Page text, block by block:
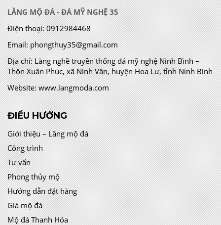
LĂNG MỘ ĐÁ - ĐÁ MỸ NGHỆ 35
Điện thoại: 0912984468
Email: phongthuy35@gmail.com
Địa chỉ:Làng nghề truyền thống đá mỹ nghệ Ninh Bình –
Thôn Xuân Phúc, xã Ninh Vân, huyện Hoa Lư, tỉnh Ninh Bình
Website: www.langmoda.com
ĐIỀU HƯỚNG
Giới thiệu – Lăng mộ đá
Công trình
Tư vấn
Phong thủy mộ
Hướng dẫn đặt hàng
Giá mộ đá
Mộ đá Thanh Hóa